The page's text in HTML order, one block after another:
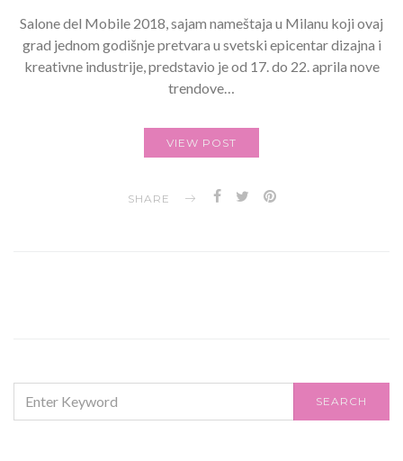
Salone del Mobile 2018, sajam nameštaja u Milanu koji ovaj
grad jednom godišnje pretvara u svetski epicentar dizajna i
kreativne industrije, predstavio je od 17. do 22. aprila nove
trendove…
VIEW POST
SHARE
FOR:
SEARCH